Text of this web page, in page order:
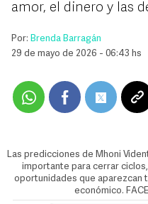
amor, el dinero y las
Por: Brenda Barragán
29 de mayo de 2026 - 06:43 hs
Las predicciones de Mhoni
importante para cerrar
oportunidades que aparezcan
económico.